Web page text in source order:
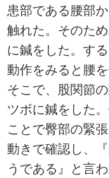
患部である腰部
触れた。そのた
に鍼をした。す
動作をみると腰
そこで、股関節
ツボに鍼をした
ことで臀部の緊張
動きで確認し、
うである』と言